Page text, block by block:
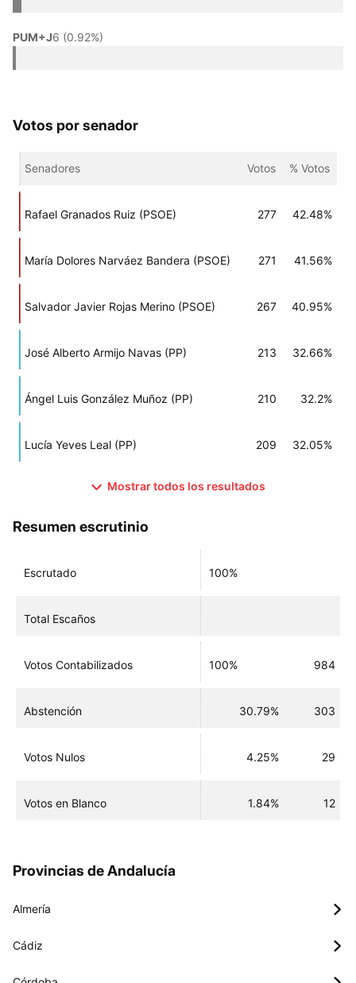
PUM+J6 (0.92%)
Votos por senador
Senadores Votos % Votos
Rafael Granados Ruiz (PSOE) 277 42.48%
María Dolores Narváez Bandera (PSOE) 271 41.56%
Salvador Javier Rojas Merino (PSOE) 267 40.95%
José Alberto Armijo Navas (PP) 213 32.66%
Ángel Luis González Muñoz (PP) 210 32.2%
Lucía Yeves Leal (PP) 209 32.05%
Mostrar todos los resultados
Resumen escrutinio
Escrutado 100%
Total Escaños
Votos Contabilizados 100% 984
Abstención 30.79% 303
Votos Nulos 4.25% 29
Votos en Blanco 1.84% 12
Provincias de Andalucía
Almería
Cádiz